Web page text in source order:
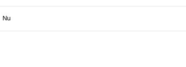
Nu